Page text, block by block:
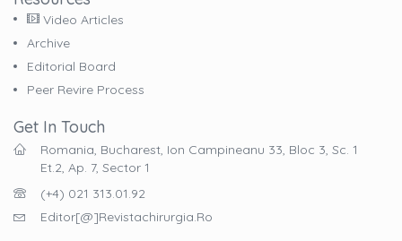
Video Articles
Archive
Editorial Board
Peer Revire Process
Get In Touch
Romania, Bucharest, Ion Campineanu 33, Bloc 3, Sc. 1
Et.2, Ap. 7, Sector 1
(+4) 021 313.01.92
Editor[@]revistachirurgia.ro